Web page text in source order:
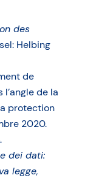
des
Helbing
de
de la
protection
2020.
dei dati:
legge,